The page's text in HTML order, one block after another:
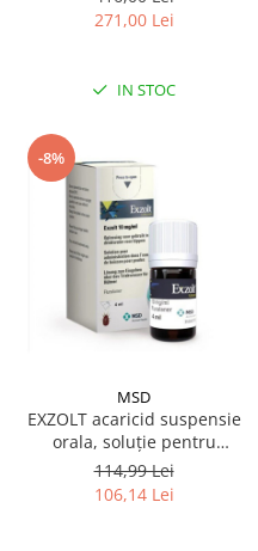
271,00 Lei
IN STOC
-8%
MSD
EXZOLT acaricid suspensie
orala, soluție pentru
administrare în apa de băut
la pui 4ML
114,99 Lei
106,14 Lei